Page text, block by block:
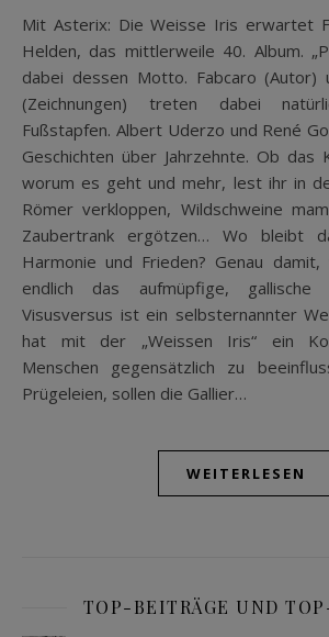
Mit Asterix: Die Weisse Iris erwartet Fans der gallischen
Helden, das mittlerweile 40. Album.
dabei dessen Motto. Fabcaro (Autor)
(Zeichnungen) treten dabei
Fußstapfen. Albert Uderzo und René
Geschichten über Jahrzehnte. Ob das
worum es geht und mehr, lest ihr in
Römer verkloppen, Wildschweine
Zaubertrank ergötzen… Wo bleibt
Harmonie und Frieden? Genau
endlich das aufmüpfige, gallische
Visusversus ist ein selbsternannter
hat mit der „Weissen Iris“ ein
Menschen gegensätzlich zu
Prügeleien, sollen die Gallier…
WEITERLESEN
TOP-BEITRÄGE UND